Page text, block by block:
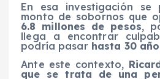
En esa investigación se
monto de sobornos que
6.8 millones de pesos,
llega a encontrar
podría pasar hasta 30
Ante este contexto,
que se trata de una